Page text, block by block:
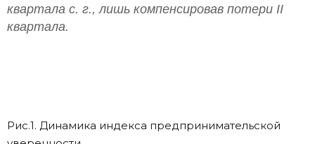
квартала с. г., лишь компенсировав потери II
квартала.
Рис.1. Динамика индекса предпринимательской